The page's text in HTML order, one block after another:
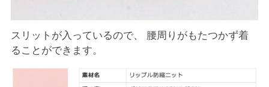
スリットが入っているので、 腰周りがもたつかず着
ることができます。